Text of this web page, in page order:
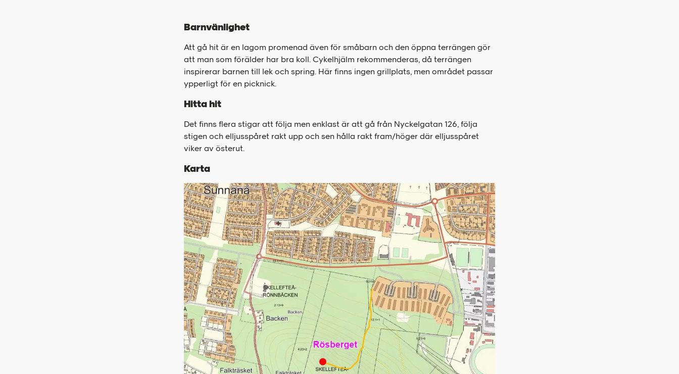
Barnvänlighet
Att gå hit är en lagom promenad även för småbarn och den öppna terrängen gör
att man som förälder har bra koll. Cykelhjälm rekommenderas, då terrängen
inspirerar barnen till lek och spring. Här finns ingen grillplats, men området passar
ypperligt för en picknick.
Hitta hit
Det finns flera stigar att följa men enklast är att gå från Nyckelgatan 126, följa
stigen och elljusspåret rakt upp och sen hålla rakt fram/höger där elljusspåret
viker av österut.
Karta